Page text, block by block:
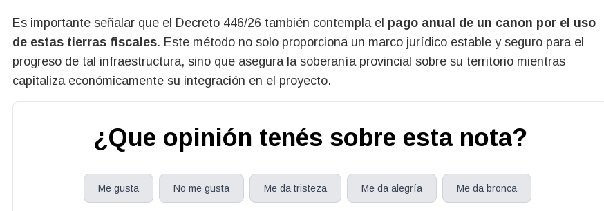
Es importante señalar que el Decreto 446/26 también contempla el pago anual de un canon por el uso
de estas tierras fiscales. Este método no solo proporciona un marco jurídico estable y seguro para el
progreso de tal infraestructura, sino que asegura la soberanía provincial sobre su territorio mientras
capitaliza económicamente su integración en el proyecto.
¿Que opinión tenés sobre esta nota?
Me gusta No me gusta Me da tristeza Me da alegría Me da bronca